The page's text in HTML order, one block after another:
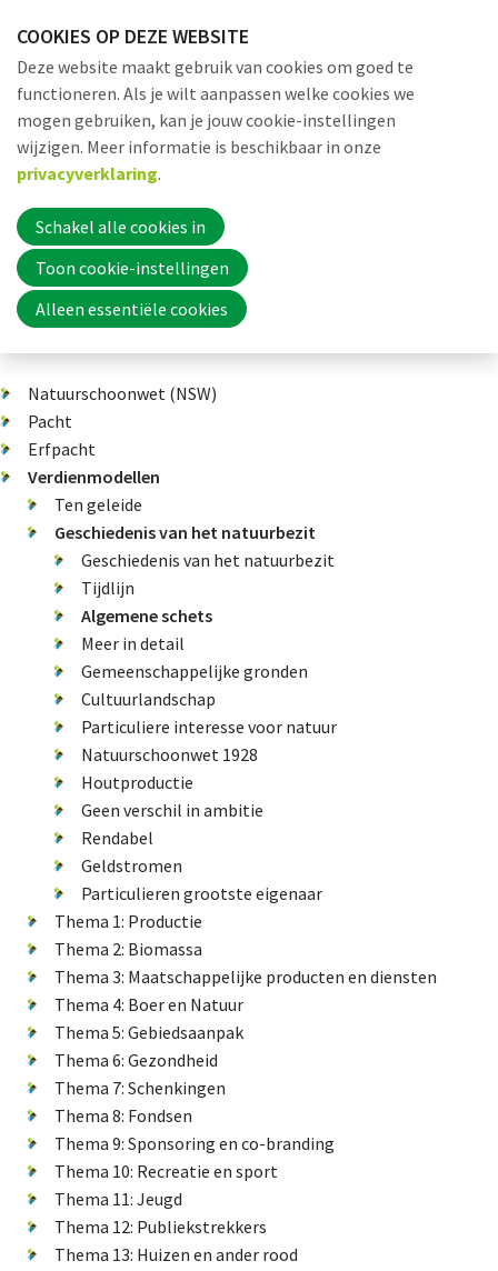
links
over
Jump
to
navigation
to
main
content
Dossiers Verdienmodellen Geschiedenis van het natuurbezit
Algemene schets
Natuurschoonwet (NSW)
Pacht
Erfpacht
Verdienmodellen
Ten geleide
Geschiedenis van het natuurbezit
Geschiedenis van het natuurbezit
Tijdlijn
Algemene schets
Meer in detail
Gemeenschappelijke gronden
Cultuurlandschap
Particuliere interesse voor natuur
Natuurschoonwet 1928
Houtproductie
Geen verschil in ambitie
Rendabel
Geldstromen
Particulieren grootste eigenaar
Thema 1: Productie
Thema 2: Biomassa
Thema 3: Maatschappelijke producten en diensten
Thema 4: Boer en Natuur
Thema 5: Gebiedsaanpak
Thema 6: Gezondheid
Thema 7: Schenkingen
Thema 8: Fondsen
Thema 9: Sponsoring en co-branding
Thema 10: Recreatie en sport
Thema 11: Jeugd
Thema 12: Publiekstrekkers
Thema 13: Huizen en ander rood
Word nu lid
Jacht en fauna
COOKIES OP DEZE WEBSITE
Deze website maakt gebruik van cookies om goed te
functioneren. Als je wilt aanpassen welke cookies we
mogen gebruiken, kan je jouw cookie-instellingen
wijzigen. Meer informatie is beschikbaar in onze
privacyverklaring.
Schakel alle cookies in
Toon cookie-instellingen
Alleen essentiële cookies